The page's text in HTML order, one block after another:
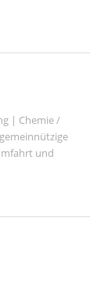
| Chemie /
und